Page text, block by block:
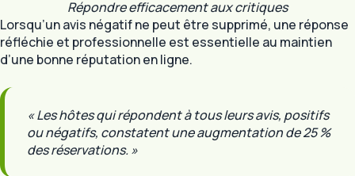
Répondre efficacement aux critiques
Lorsqu’un avis négatif ne peut être supprimé, une réponse
réfléchie et professionnelle est essentielle au maintien
d’une bonne réputation en ligne.
« Les hôtes qui répondent à tous leurs avis, positifs
ou négatifs, constatent une augmentation de 25 %
des réservations. »